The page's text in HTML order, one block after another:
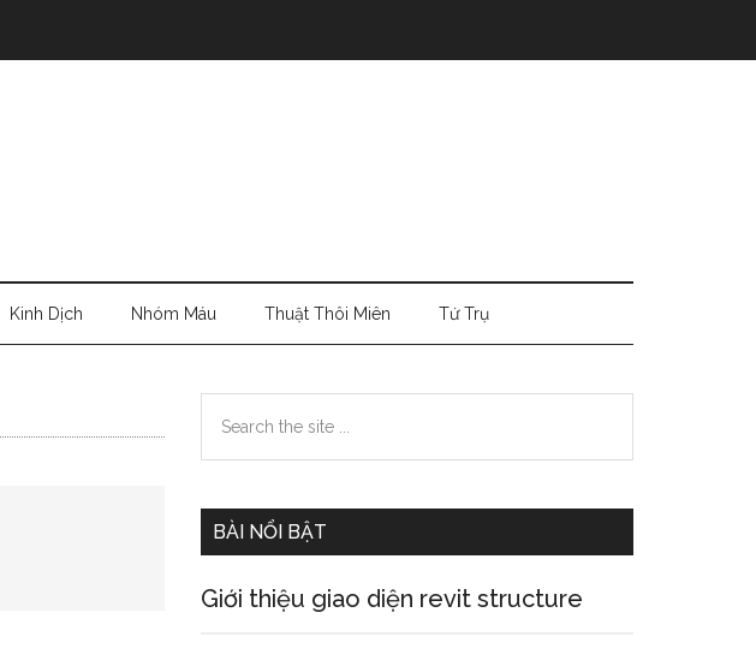
Kinh Dịch Nhóm Máu Thuật Thôi Miên Tứ Trụ
Primary
Sidebar
the
BÀI NỔI BẬT
Giới thiệu giao diện revit structure